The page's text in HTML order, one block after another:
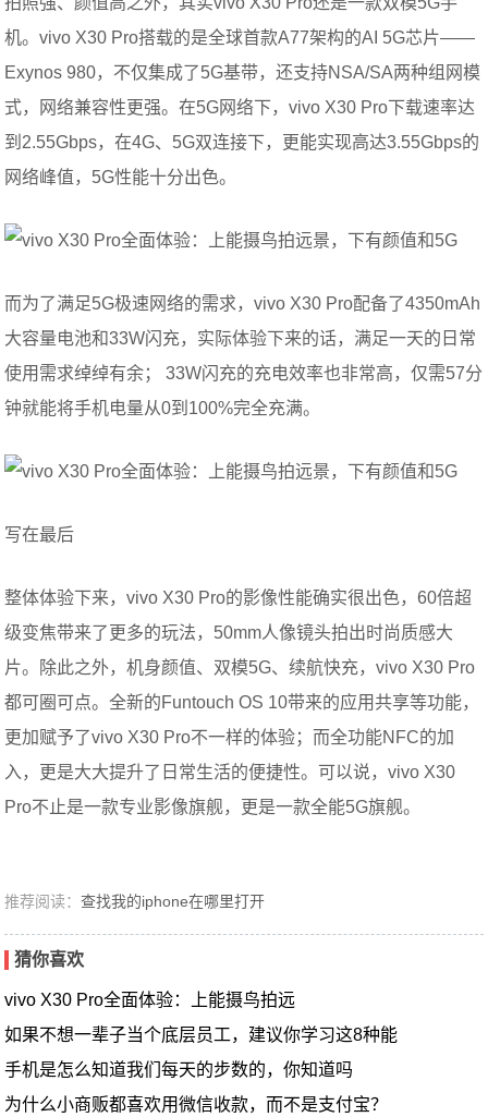
机。vivo X30 Pro搭载的是全球首款A77架构的AI 5G芯片——
Exynos 980，不仅集成了5G基带，还支持NSA/SA两种组网模
式，网络兼容性更强。在5G网络下，vivo X30 Pro下载速率达
到2.55Gbps，在4G、5G双连接下，更能实现高达3.55Gbps的
网络峰值，5G性能十分出色。
而为了满足5G极速网络的需求，vivo X30 Pro配备了4350mAh
大容量电池和33W闪充，实际体验下来的话，满足一天的日常
使用需求绰绰有余； 33W闪充的充电效率也非常高，仅需57分
钟就能将手机电量从0到100%完全充满。
写在最后
整体体验下来，vivo X30 Pro的影像性能确实很出色，60倍超
级变焦带来了更多的玩法，50mm人像镜头拍出时尚质感大
片。除此之外，机身颜值、双模5G、续航快充，vivo X30 Pro
都可圈可点。全新的Funtouch OS 10带来的应用共享等功能，
更加赋予了vivo X30 Pro不一样的体验；而全功能NFC的加
入，更是大大提升了日常生活的便捷性。可以说，vivo X30
Pro不止是一款专业影像旗舰，更是一款全能5G旗舰。
推荐阅读：查找我的iphone在哪里打开
猜你喜欢
vivo X30 Pro全面体验：上能摄鸟拍远
如果不想一辈子当个底层员工，建议你学习这8种能
手机是怎么知道我们每天的步数的，你知道吗
为什么小商贩都喜欢用微信收款，而不是支付宝？